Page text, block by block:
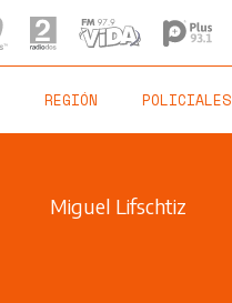
REGIÓN POLICIALES
Miguel Lifschtiz